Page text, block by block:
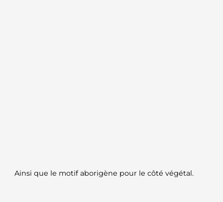
Ainsi que le motifaborigène pour le côté végétal.